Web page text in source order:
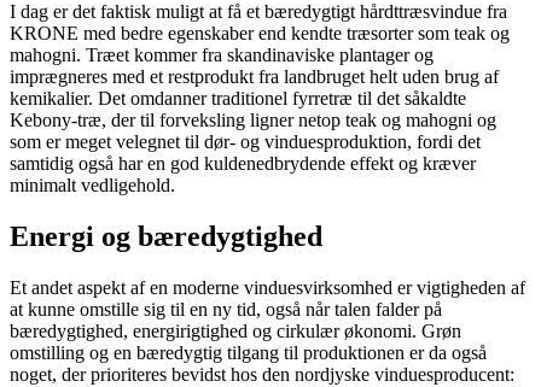
I dag er det faktisk muligt at få et bæredygtigt hårdttræsvindue fra
KRONE med bedre egenskaber end kendte træsorter som teak og
mahogni. Træet kommer fra skandinaviske plantager og
imprægneres med et restprodukt fra landbruget helt uden brug af
kemikalier. Det omdanner traditionel fyrretræ til det såkaldte
Kebony-træ, der til forveksling ligner netop teak og mahogni og
som er meget velegnet til dør- og vinduesproduktion, fordi det
samtidig også har en god kuldenedbrydende effekt og kræver
minimalt vedligehold.
Energi og bæredygtighed
Et andet aspekt af en moderne vinduesvirksomhed er vigtigheden af
at kunne omstille sig til en ny tid, også når talen falder på
bæredygtighed, energirigtighed og cirkulær økonomi. Grøn
omstilling og en bæredygtig tilgang til produktionen er da også
noget, der prioriteres bevidst hos den nordjyske vinduesproducent: